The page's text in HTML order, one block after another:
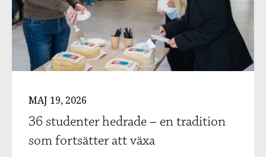
MAJ 19, 2026
36 studenter hedrade – en tradition
som fortsätter att växa